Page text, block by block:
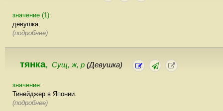
значение (1):
девушка.
(подробнее)
тянка, Сущ, ж, р (Девушка)
значение:
Тинейджер в Японии.
(подробнее)